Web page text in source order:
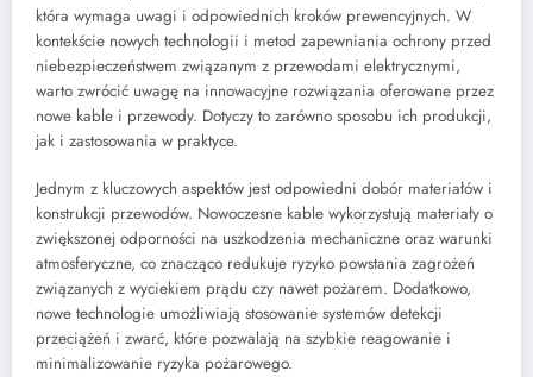
która wymaga uwagi i odpowiednich kroków prewencyjnych. W
kontekście nowych technologii i metod zapewniania ochrony przed
niebezpieczeństwem związanym z przewodami elektrycznymi,
warto zwrócić uwagę na innowacyjne rozwiązania oferowane przez
nowe kable i przewody. Dotyczy to zarówno sposobu ich produkcji,
jak i zastosowania w praktyce.
Jednym z kluczowych aspektów jest odpowiedni dobór materiałów i
konstrukcji przewodów. Nowoczesne kable wykorzystują materiały o
zwiększonej odporności na uszkodzenia mechaniczne oraz warunki
atmosferyczne, co znacząco redukuje ryzyko powstania zagrożeń
związanych z wyciekiem prądu czy nawet pożarem. Dodatkowo,
nowe technologie umożliwiają stosowanie systemów detekcji
przeciążeń i zwarć, które pozwalają na szybkie reagowanie i
minimalizowanie ryzyka pożarowego.